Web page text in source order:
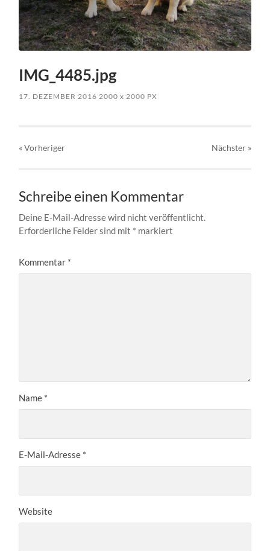
IMG_4485.jpg
17. DEZEMBER 2016 2000x 2000 PX
« Vorheriger Nächster »
Schreibe einen Kommentar
Deine E-Mail-Adresse wird nicht veröffentlicht.
Erforderliche Felder sind mit * markiert
Kommentar *
Name *
E-Mail-Adresse *
Website